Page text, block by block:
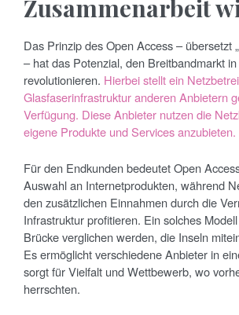
Zusammenarbeit
Das Prinzip des Open Access – übersetzt
– hat das Potenzial, den Breitbandmarkt
revolutionieren. Hierbei stellt ein
Glasfaserinfrastruktur anderen Anbietern
Verfügung. Diese Anbieter nutzen die
eigene Produkte und Services anzubieten.
Für den Endkunden bedeutet Open
Auswahl an Internetprodukten, während
den zusätzlichen Einnahmen durch die
Infrastruktur profitieren. Ein solches
Brücke verglichen werden, die Inseln
Es ermöglicht verschiedene Anbieter in
sorgt für Vielfalt und Wettbewerb, wo
herrschten.